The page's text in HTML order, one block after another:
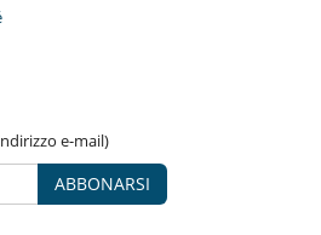
e-mail)
ABBONARSI